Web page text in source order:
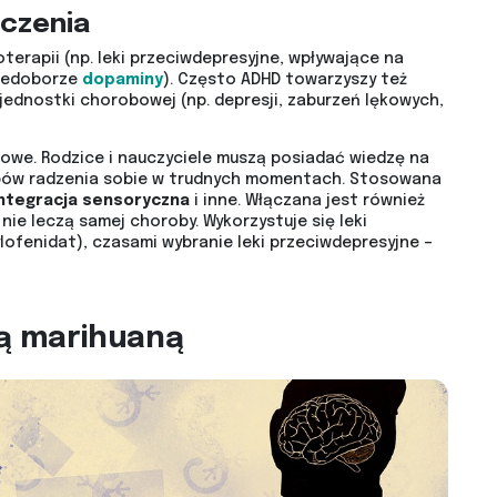
(np. leki przeciwdepresyjne, wpływające na
dopaminy). Często ADHD towarzyszy też
chorobowej (np. depresji, zaburzeń lękowych,
Rodzice i nauczyciele muszą posiadać wiedzę na
radzenia sobie w trudnych momentach. Stosowana
sensorycznai inne. Włączana jest również
leczą samej choroby. Wykorzystuje się leki
czasami wybranie leki przeciwdepresyjne –
marihuaną